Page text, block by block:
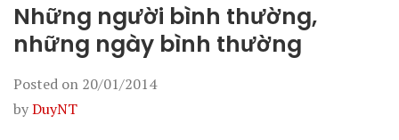
Những người bình thường,
những ngày bình thường
Posted on 20/01/2014
byDuyNT